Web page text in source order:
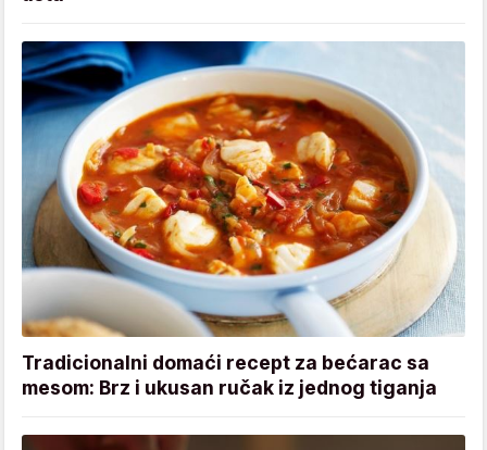
Tradicionalni domaći recept za bećarac sa
mesom: Brz i ukusan ručak iz jednog tiganja